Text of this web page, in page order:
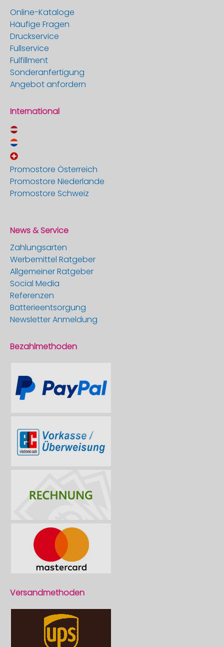
Online-Kataloge
Häufige Fragen
Druckservice
Fullservice
Fulfillment
Sonderanfertigung
Angebot anfordern
International
Promostore Österreich
Promostore Niederlande
Promostore Schweiz
News & Service
Zahlungsarten
Werbemittel Ratgeber
Allgemeiner Ratgeber
Social Media
Referenzen
Batterieentsorgung
Newsletter Anmeldung
Bezahlmethoden
Versandmethoden